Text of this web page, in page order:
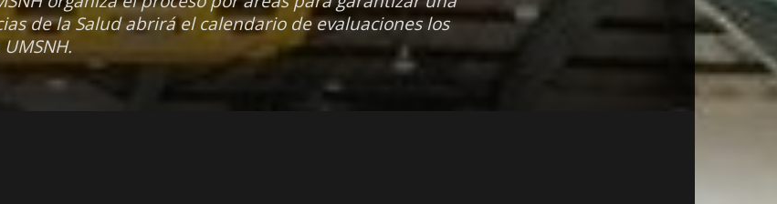
de la Salud abrirá el calendario de evaluaciones los